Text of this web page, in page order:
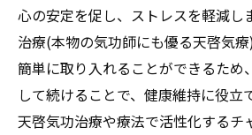
心の安定を促し、ストレスを軽減し
治療(本物の気功師にも優る天啓気
簡単に取り入れることができるため
して続けることで、健康維持に役立
天啓気功治療や療法で活性化するチ